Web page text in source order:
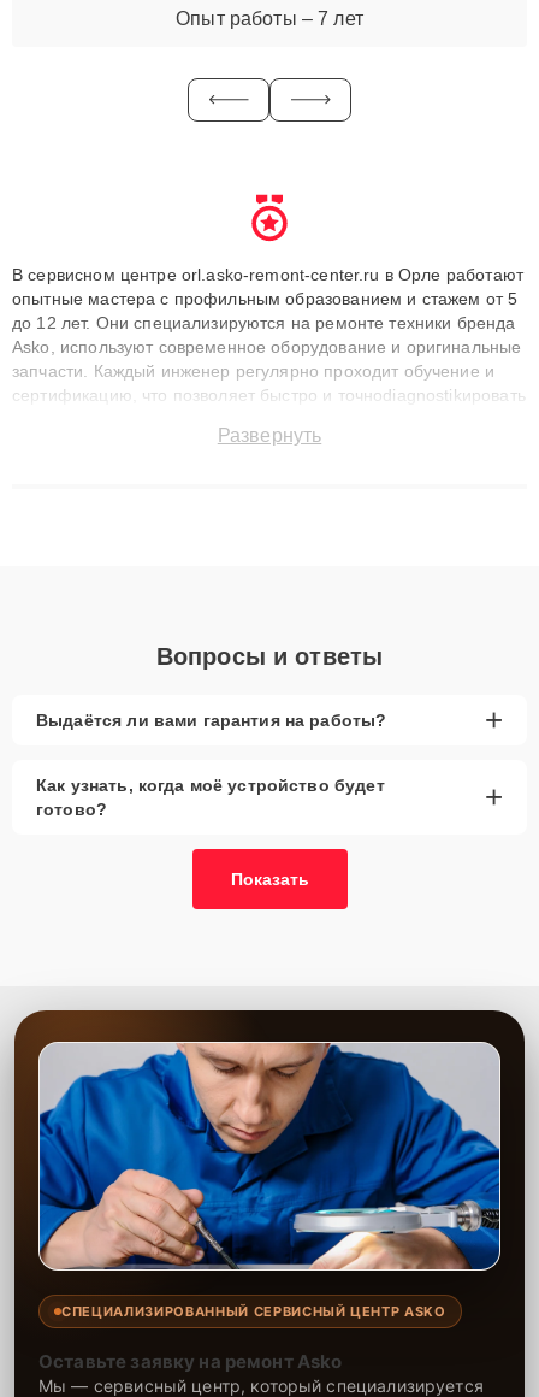
Опыт работы – 7 лет
В сервисном центре orl.asko-remont-center.ru в Орле работают
опытные мастера с профильным образованием и стажем от 5
до 12 лет. Они специализируются на ремонте техники бренда
Asko, используют современное оборудование и оригинальные
запчасти. Каждый инженер регулярно проходит обучение и
сертификацию, что позволяет быстро и точноdiagnostikировать
до 3 лет. Наши мастера решают сложные случаи: от замены
Развернуть
Вопросы и ответы
Выдаётся ли вами гарантия на работы? +
Как узнать, когда моё устройство будет
готово?
+
Показать
СПЕЦИАЛИЗИРОВАННЫЙ СЕРВИСНЫЙ ЦЕНТР ASKO
Оставьте заявку на ремонт Asko
Мы — сервисный центр, который специализируется